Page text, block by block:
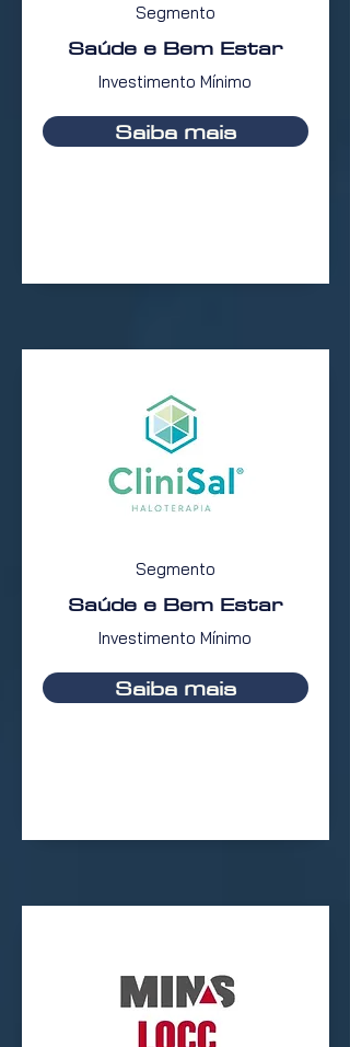
Segmento
Saúde e Bem Estar
Investimento Mínimo
Saiba mais
Segmento
Saúde e Bem Estar
Investimento Mínimo
Saiba mais